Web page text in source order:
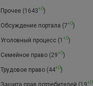
Прочее(1643+0)
Обсуждение портала (7+0)
Уголовный процесс (1 +0)
Семейное право(29+0)
Трудовое право(44+0)
Защита прав потребителей (19+0